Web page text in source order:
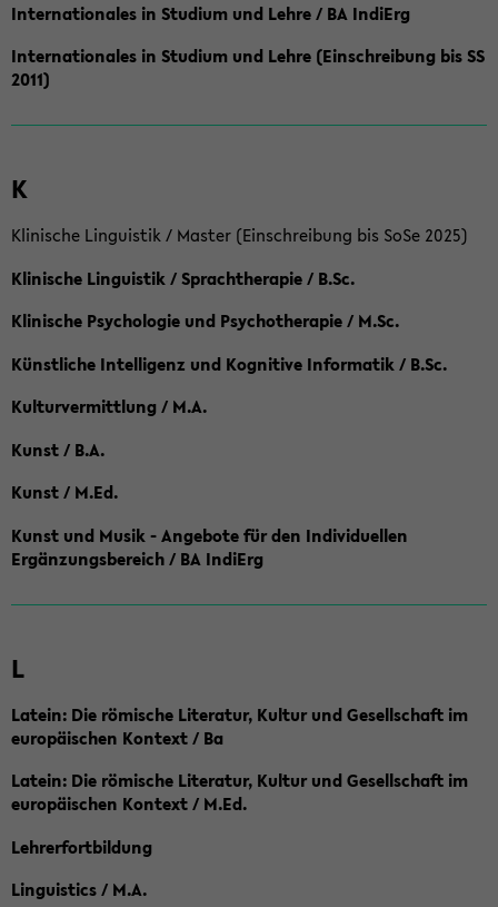
Internationales in Studium und Lehre / BA IndiErg
Internationales in Studium und Lehre (Einschreibung bis SS
2011)
K
Klinische Linguistik / Master (Einschreibung bis SoSe 2025)
Klinische Linguistik / Sprachtherapie / B.Sc.
Klinische Psychologie und Psychotherapie / M.Sc.
Künstliche Intelligenz und Kognitive Informatik / B.Sc.
Kulturvermittlung / M.A.
Kunst / B.A.
Kunst / M.Ed.
Kunst und Musik - Angebote für den Individuellen
Ergänzungsbereich / BA IndiErg
L
Latein: Die römische Literatur, Kultur und Gesellschaft im
europäischen Kontext / Ba
Latein: Die römische Literatur, Kultur und Gesellschaft im
europäischen Kontext / M.Ed.
Lehrerfortbildung
Linguistics / M.A.